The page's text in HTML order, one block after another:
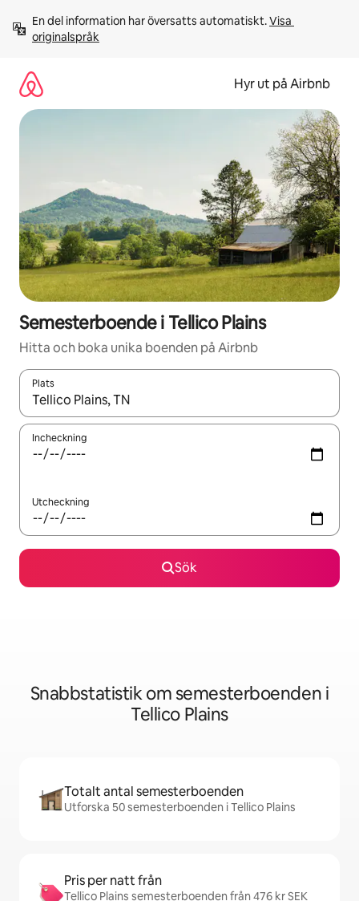
innehåll
En del information har översatts automatiskt. Visa
originalspråk
Hyr ut på Airbnb
Semesterboende i Tellico Plains
Hitta och boka unika boenden på Airbnb
Plats
När resultaten är tillgängliga kan du navigera med upp- och
Incheckning
Utcheckning
Sök
Snabbstatistik om semesterboenden i
Tellico Plains
Totalt antal semesterboenden
Utforska 50 semesterboenden i Tellico Plains
Pris per natt från
Tellico Plains semesterboenden från 476 kr SEK